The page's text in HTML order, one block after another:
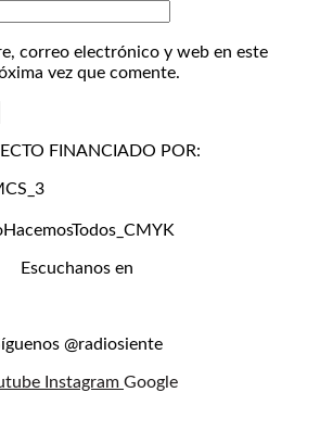
correo electrónico y web en este
vez que comente.
FINANCIADO POR:
Escuchanos en
@radiosiente
Instagram Google